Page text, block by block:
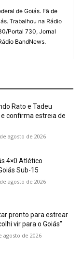
de Goiás. Fã de
Trabalhou na Rádio
Portal 730, Jornal
BandNews.
Rato e Tadeu
confirma estreia de
agosto de 2026
4×0 Atlético
Sub-15
agosto de 2026
pronto para estrear
vir para o Goiás”
agosto de 2026